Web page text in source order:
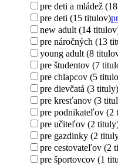
pre deti a mládež
pre deti (15 titulov)
new adult (14
pre náročných (13
young adult (8
pre študentov (7
pre chlapcov (5
pre dievčatá (3 tituly)
pre kresťanov (3
pre podnikateľov (2
pre učiteľov (2
pre gazdinky (2
pre cestovateľov (2
pre športovcov (1